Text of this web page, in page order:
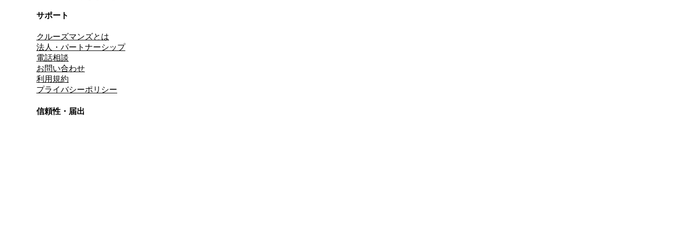
サポート
クルーズマンズとは
法人・パートナーシップ
電話相談
お問い合わせ
利用規約
プライバシーポリシー
信頼性・届出